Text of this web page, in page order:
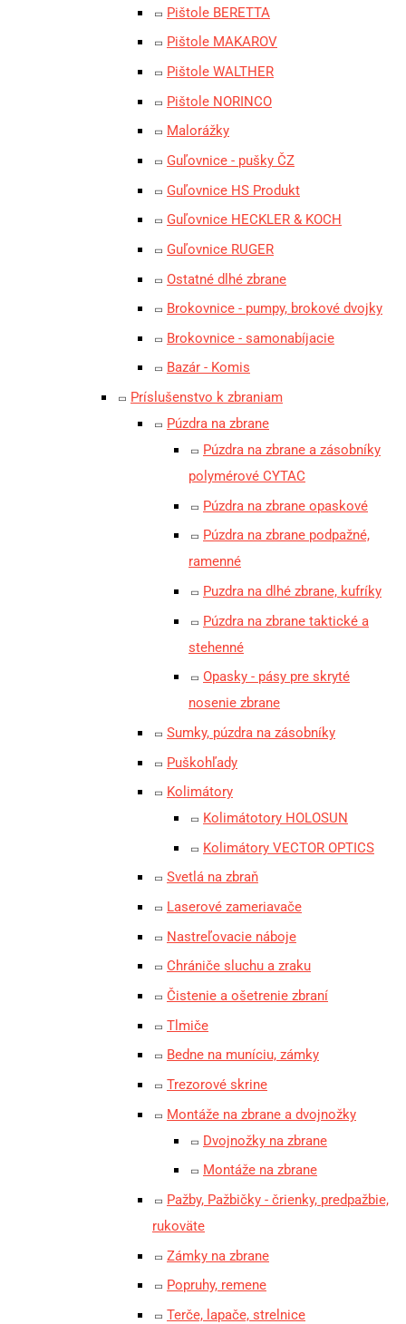
Pištole BERETTA
Pištole MAKAROV
Pištole WALTHER
Pištole NORINCO
Malorážky
Guľovnice - pušky ČZ
Guľovnice HS Produkt
Guľovnice HECKLER & KOCH
Guľovnice RUGER
Ostatné dlhé zbrane
Brokovnice - pumpy, brokové dvojky
Brokovnice - samonabíjacie
Bazár - Komis
Príslušenstvo k zbraniam
Púzdra na zbrane
Púzdra na zbrane a zásobníky
polymérové CYTAC
Púzdra na zbrane opaskové
Púzdra na zbrane podpažné,
ramenné
Puzdra na dlhé zbrane, kufríky
Púzdra na zbrane taktické a
stehenné
Opasky - pásy pre skryté
nosenie zbrane
Sumky, púzdra na zásobníky
Puškohľady
Kolimátory
Kolimátotory HOLOSUN
Kolimátory VECTOR OPTICS
Svetlá na zbraň
Laserové zameriavače
Nastreľovacie náboje
Chrániče sluchu a zraku
Čistenie a ošetrenie zbraní
Tlmiče
Bedne na muníciu, zámky
Trezorové skrine
Montáže na zbrane a dvojnožky
Dvojnožky na zbrane
Montáže na zbrane
Pažby, Pažbičky - črienky, predpažbie,
rukoväte
Zámky na zbrane
Popruhy, remene
Terče, lapače, strelnice